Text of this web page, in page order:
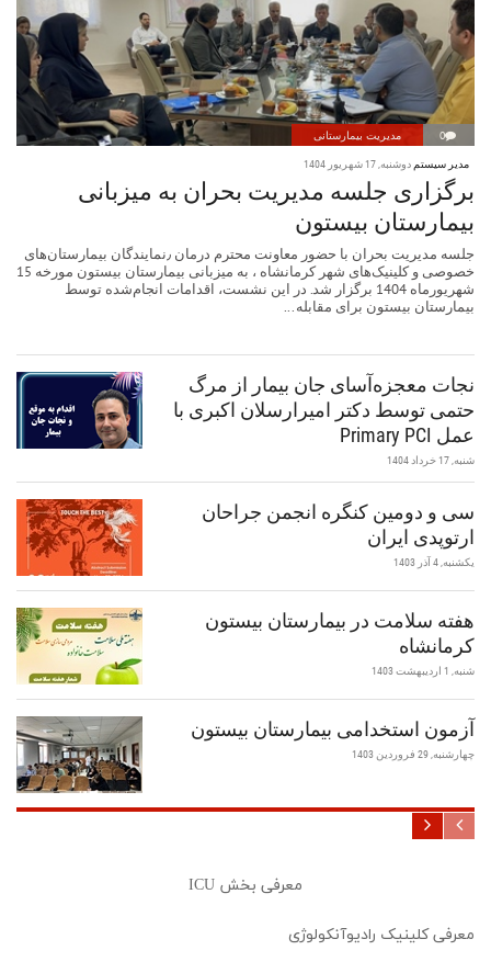
0 مدیریت بیمارستانی
مدیر سیستم دوشنبه, 17 شهریور 1404
برگزاری جلسه مدیریت بحران به میزبانی
بیمارستان بیستون
جلسه مدیریت بحران با حضور معاونت محترم درمان ٫نمایندگان بیمارستان‌های
خصوصی و کلینیک‌های شهر کرمانشاه ، به میزبانی بیمارستان بیستون مورخه 15
شهریورماه 1404 برگزار شد. در این نشست، اقدامات انجام‌شده توسط
بیمارستان بیستون برای مقابله...
نجات معجزه‌آسای جان بیمار از مرگ
حتمی توسط دکتر امیرارسلان اکبری با
عمل Primary PCI
شنبه, 17 خرداد 1404
سی و دومین کنگره انجمن جراحان
ارتوپدی ایران
يكشنبه, 4 آذر 1403
هفته سلامت در بیمارستان بیستون
کرمانشاه
شنبه, 1 اردیبهشت 1403
آزمون استخدامی بیمارستان بیستون
چهارشنبه, 29 فروردین 1403
معرفی بخش ICU
معرفی کلینیک رادیوآنکولوژی